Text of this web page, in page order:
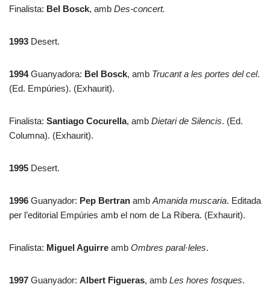
Finalista: Bel Bosck, amb Des-concert.
1993 Desert.
1994Guanyadora: Bel Bosck, amb Trucant a les portes del cel.
(Ed. Empúries). (Exhaurit).
Finalista: Santiago Cocurella, amb Dietari de Silencis. (Ed.
Columna). (Exhaurit).
1995 Desert.
1996 Guanyador: Pep Bertran amb Amanida muscaria. Editada
per l’editorial Empúries amb el nom de La Ribera. (Exhaurit).
Finalista: Miguel Aguirre amb Ombres paral·leles.
1997 Guanyador: Albert Figueras, amb Les hores fosques.